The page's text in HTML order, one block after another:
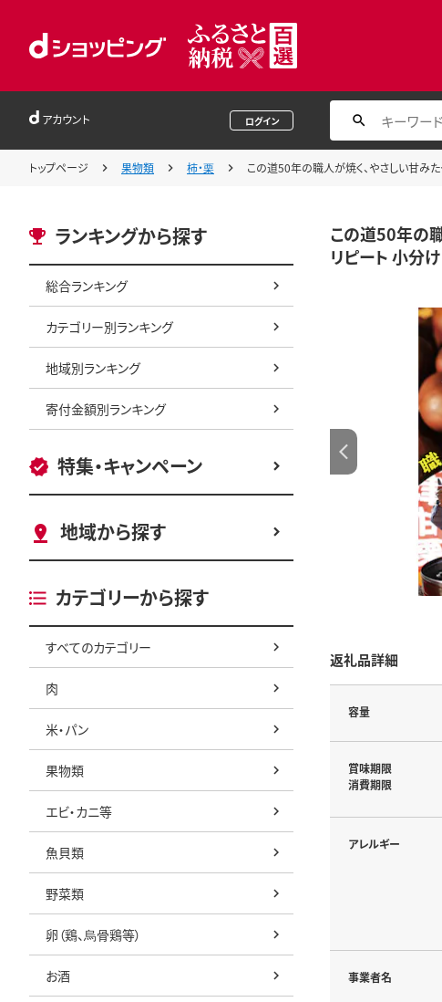
アカウント ログイン
トップページ 果物類 柿・栗 この道50年の職人が焼く、やさしい甘み
ランキングから探す
総合ランキング
カテゴリー別ランキング
地域別ランキング
寄付金額別ランキング
特集・キャンペーン
地域から探す
カテゴリーから探す
すべてのカテゴリー
肉
米・パン
果物類
エビ・カニ等
魚貝類
野菜類
卵（鶏、烏骨鶏等）
お酒
この道50年の
リピート 小分
返礼品詳細
容量
賞味期限
消費期限
アレルギー
事業者名